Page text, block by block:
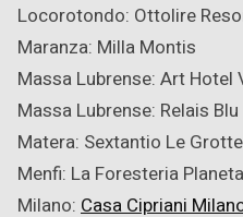
Locorotondo: Ottolire
Maranza: Milla Montis
Massa Lubrense: Art Hotel
Massa Lubrense: Relais Blu
Matera: Sextantio Le
Menfi: La Foresteria
Milano: Casa Cipriani